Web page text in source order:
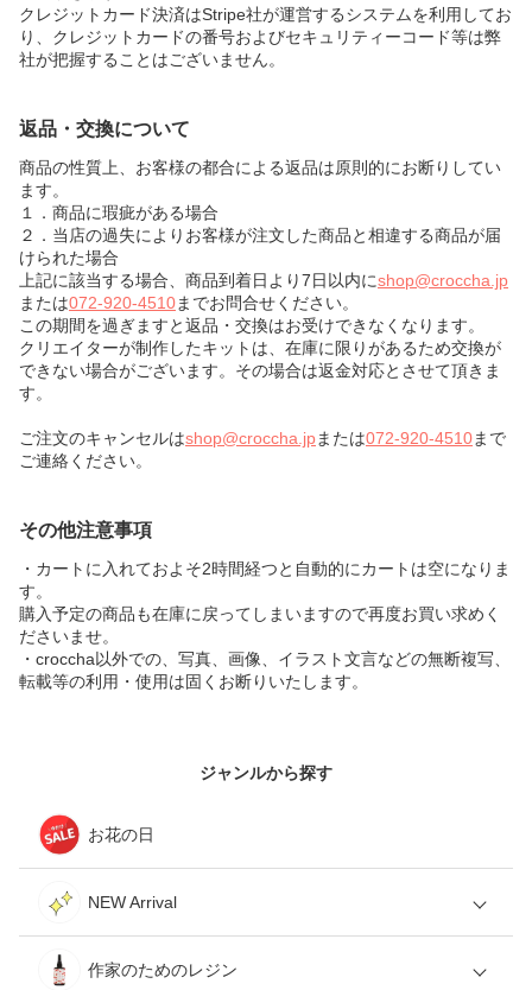
クレジットカード決済はStripe社が運営するシステムを利用してお
り、クレジットカードの番号およびセキュリティーコード等は弊
社が把握することはございません。
返品・交換について
商品の性質上、お客様の都合による返品は原則的にお断りしてい
ます。
１．商品に瑕疵がある場合
２．当店の過失によりお客様が注文した商品と相違する商品が届
けられた場合
上記に該当する場合、商品到着日より7日以内にshop@croccha.jp
または072-920-4510までお問合せください。
この期間を過ぎますと返品・交換はお受けできなくなります。
クリエイターが制作したキットは、在庫に限りがあるため交換が
できない場合がございます。その場合は返金対応とさせて頂きま
す。
ご注文のキャンセルはshop@croccha.jpまたは072-920-4510まで
ご連絡ください。
その他注意事項
・カートに入れておよそ2時間経つと自動的にカートは空になりま
す。
購入予定の商品も在庫に戻ってしまいますので再度お買い求めく
ださいませ。
・croccha以外での、写真、画像、イラスト文言などの無断複写、
転載等の利用・使用は固くお断りいたします。
ジャンルから探す
お花の日
NEW Arrival
作家のためのレジン